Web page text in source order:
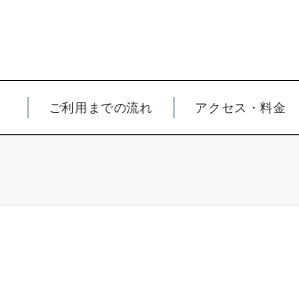
ご利用までの流れ アクセス・料金